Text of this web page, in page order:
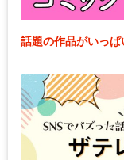
話題の作品がいっぱ